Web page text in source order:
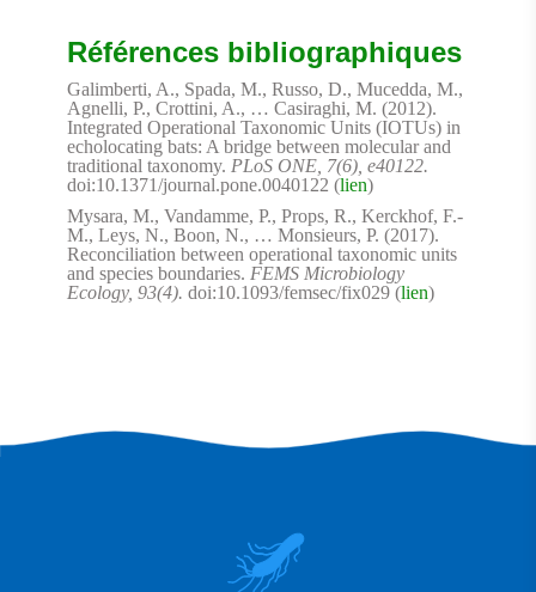
Références bibliographiques
Galimberti, A., Spada, M., Russo, D., Mucedda, M.,
Agnelli, P., Crottini, A., … Casiraghi, M. (2012).
Integrated Operational Taxonomic Units (IOTUs) in
echolocating bats: A bridge between molecular and
traditional taxonomy. PLoS ONE, 7(6), e40122.
doi:10.1371/journal.pone.0040122 (lien)
Mysara, M., Vandamme, P., Props, R., Kerckhof, F.-
M., Leys, N., Boon, N., … Monsieurs, P. (2017).
Reconciliation between operational taxonomic units
and species boundaries. FEMS Microbiology
Ecology, 93(4). doi:10.1093/femsec/fix029 (lien)